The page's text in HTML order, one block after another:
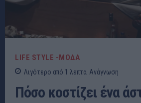
LIFE STYLE -ΜΌΔΑ
Λιγότερο από 1 λεπτα Ανάγνωση
Πόσο κοστίζει ένα